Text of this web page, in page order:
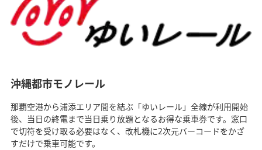
沖縄都市モノレール
那覇空港から浦添エリア間を結ぶ「ゆいレール」全線が利用開始
後、当日の終電まで当日乗り放題となるお得な乗車券です。窓口
で切符を受け取る必要はなく、改札機に2次元バーコードをかざ
すだけで乗車可能です。